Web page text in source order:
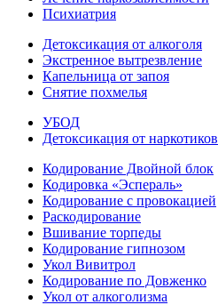
Психиатрия
Детоксикация от алкоголя
Экстренное вытрезвление
Капельница от запоя
Снятие похмелья
УБОД
Детоксикация от наркотиков
Кодирование Двойной блок
Кодировка «Эспераль»
Кодирование с провокацией
Раскодирование
Вшивание торпеды
Кодирование гипнозом
Укол Вивитрол
Кодирование по Довженко
Укол от алкоголизма